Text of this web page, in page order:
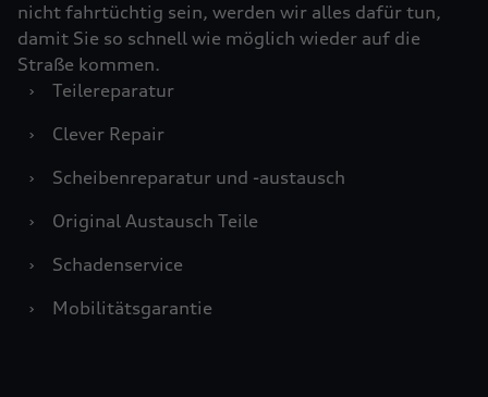
nicht fahrtüchtig sein, werden wir alles dafür tun,
damit Sie so schnell wie möglich wieder auf die
Straße kommen.
›
Teilereparatur
›
Clever Repair
›
Scheibenreparatur und -austausch
›
Original Austausch Teile
›
Schadenservice
›
Mobilitätsgarantie